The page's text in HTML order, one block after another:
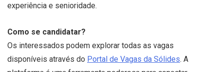
experiência e senioridade.
Como se candidatar?
Os interessados podem explorar todas as vagas
disponíveis através do Portal de Vagas da Sólides. A